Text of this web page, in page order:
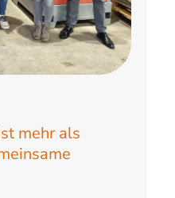
mehr als